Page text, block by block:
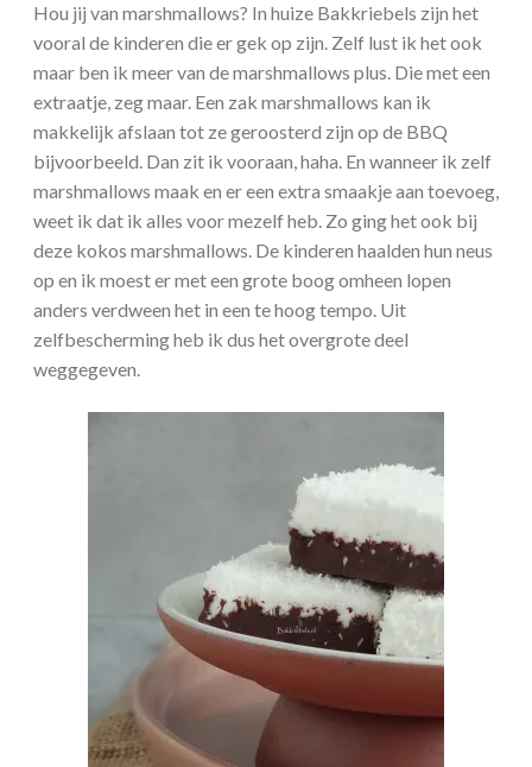
Hou jij van marshmallows? In huize Bakkriebels zijn het
vooral de kinderen die er gek op zijn. Zelf lust ik het ook
maar ben ik meer van de marshmallows plus. Die met een
extraatje, zeg maar. Een zak marshmallows kan ik
makkelijk afslaan tot ze geroosterd zijn op de BBQ
bijvoorbeeld. Dan zit ik vooraan, haha. En wanneer ik zelf
marshmallows maak en er een extra smaakje aan toevoeg,
weet ik dat ik alles voor mezelf heb. Zo ging het ook bij
deze kokos marshmallows. De kinderen haalden hun neus
op en ik moest er met een grote boog omheen lopen
anders verdween het in een te hoog tempo. Uit
zelfbescherming heb ik dus het overgrote deel
weggegeven.